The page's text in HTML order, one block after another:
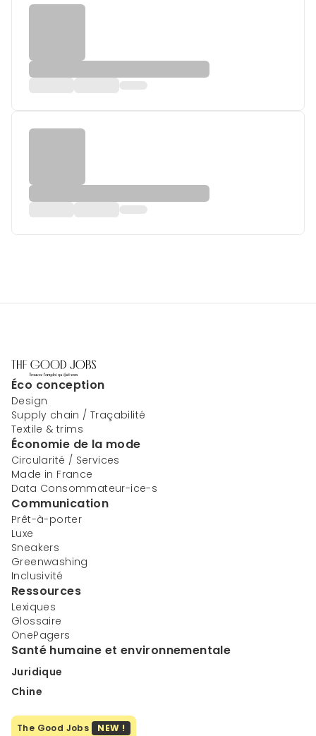
Éco conception
Design
Supply chain / Traçabilité
Textile & trims
Économie de la mode
Circularité / Services
Made in France
Data Consommateur-ice-s
Communication
Prêt-à-porter
Luxe
Sneakers
Greenwashing
Inclusivité
Ressources
Lexiques
Glossaire
OnePagers
Santé humaine et environnementale
Juridique
Chine
The Good Jobs NEW !